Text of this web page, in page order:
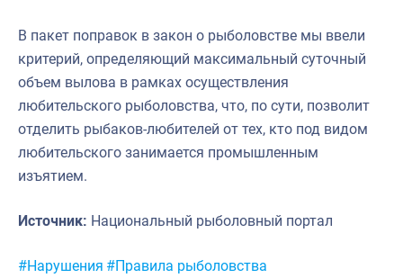
В пакет поправок в закон о рыболовстве мы ввели
критерий, определяющий максимальный суточный
объем вылова в рамках осуществления
любительского рыболовства, что, по сути, позволит
отделить рыбаков-любителей от тех, кто под видом
любительского занимается промышленным
изъятием.
Источник: Национальный рыболовный портал
Метки:
#Нарушения #Правила рыболовства